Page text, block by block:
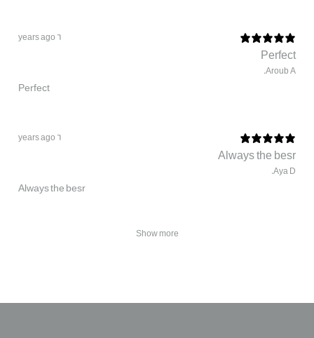
6 years ago
Perfect
Aroub A.
Perfect
6 years ago
Always the besr
Aya D.
Always the besr
Show more